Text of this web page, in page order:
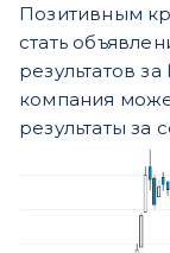
Позитивным
стать
результатов
компания
результаты за